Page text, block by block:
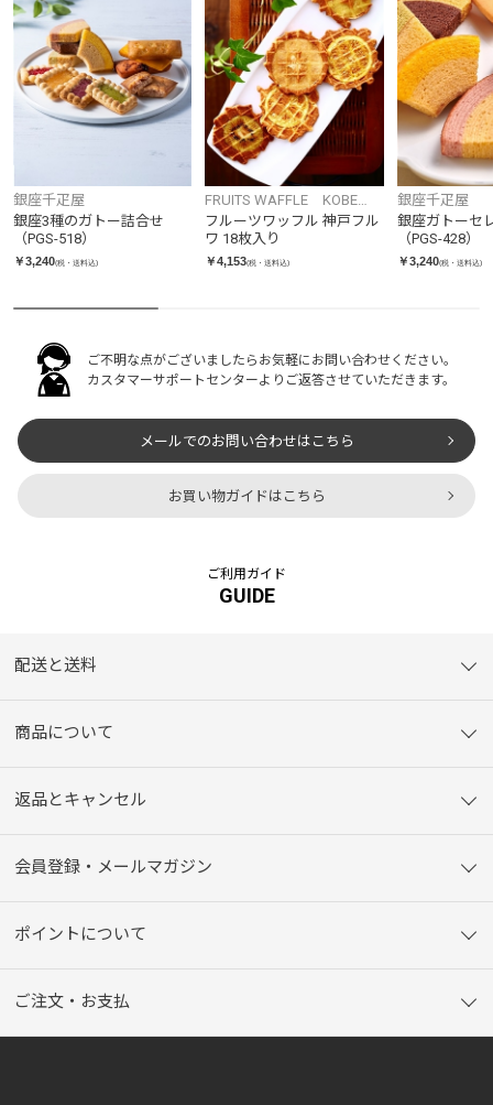
銀座千疋屋
銀座3種のガトー詰合せ
（PGS-518）
￥3,240(税・送料込)
FRUITS WAFFLE KOBE
FRUWA
フルーツワッフル 神戸フル
ワ 18枚入り
￥4,153(税・送料込)
銀座千疋屋
銀座ガトーセ
（PGS-428）
￥3,240(税・送料込)
ご不明な点がございましたらお気軽にお問い合わせください。
カスタマーサポートセンターよりご返答させていただきます。
メールでのお問い合わせはこちら
お買い物ガイドはこちら
ご利用ガイド
GUIDE
配送と送料
商品について
返品とキャンセル
会員登録・メールマガジン
ポイントについて
ご注文・お支払